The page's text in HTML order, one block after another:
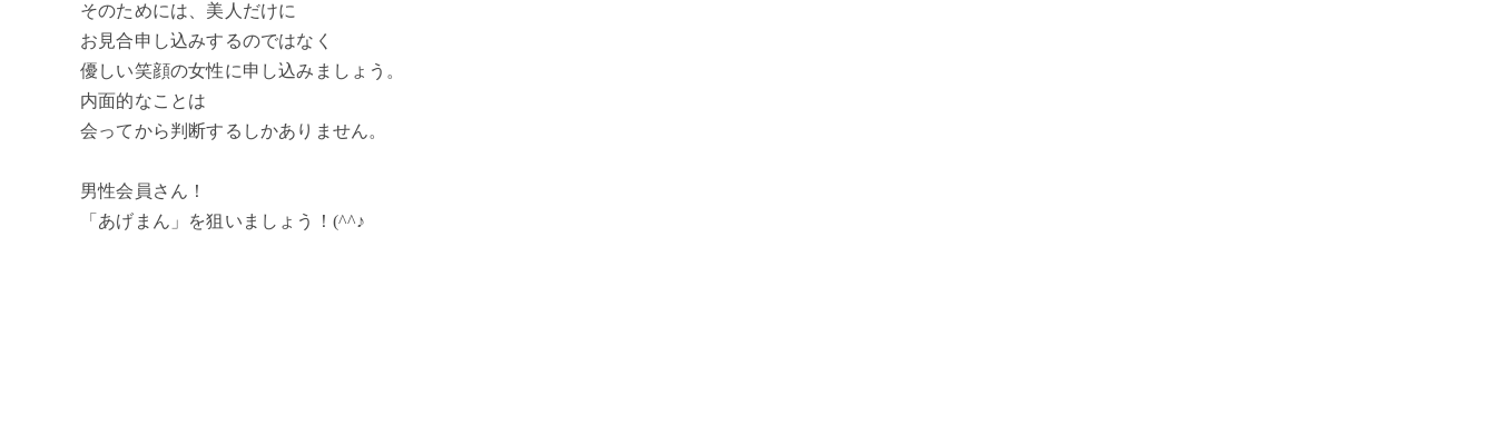
そのためには、美人だけに
お見合申し込みするのではなく
優しい笑顔の女性に申し込みましょう。
内面的なことは
会ってから判断するしかありません。
男性会員さん！
「あげまん」を狙いましょう！(^^♪